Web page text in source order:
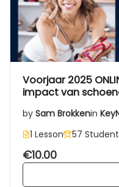
Voorjaar 2025
impact van
by Sam Brokkenin
1 Lesson
57
€10.00